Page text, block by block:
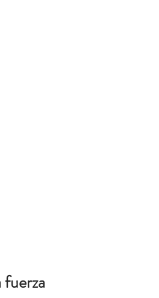
fuerza